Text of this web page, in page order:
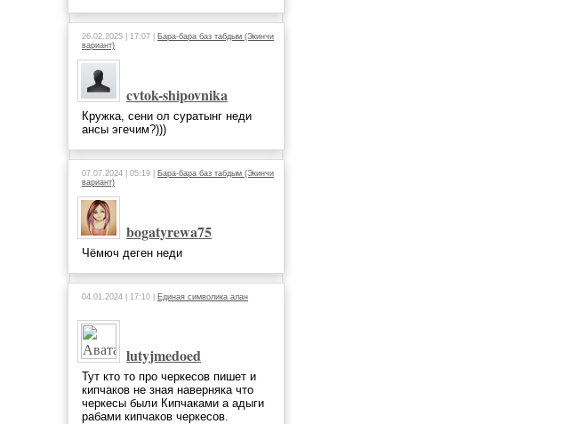
26.02.2025 | 17:07 | Бара-бара баз табдым (Экинчи
вариант)
cvtok-shipovnika
Кружка, сени ол суратынг неди
ансы эгечим?)))
07.07.2024 | 05:19 | Бара-бара баз табдым (Экинчи
вариант)
bogatyrewa75
Чёмюч деген неди
04.01.2024 | 17:10 | Единая символика алан
lutyjmedoed
Тут кто то про черкесов пишет и
кипчаков не зная наверняка что
черкесы были Кипчаками а адыги
рабами кипчаков черкесов.